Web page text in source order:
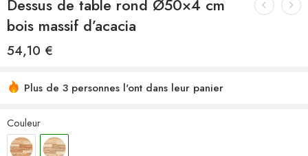
Dessus de table rond Ø50×4 cm
bois massif d’acacia
54,10 €
Plus de 3 personnes l'ont dans leur panier
Couleur